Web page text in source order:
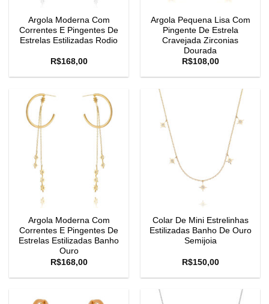
Argola Moderna Com
Correntes E Pingentes De
Estrelas Estilizadas Rodio
R$168,00
Argola Pequena Lisa Com
Pingente De Estrela
Cravejada Zirconias
Dourada
R$108,00
Argola Moderna Com
Correntes E Pingentes De
Estrelas Estilizadas Banho
Ouro
R$168,00
Colar De Mini Estrelinhas
Estilizadas Banho De Ouro
Semijoia
R$150,00